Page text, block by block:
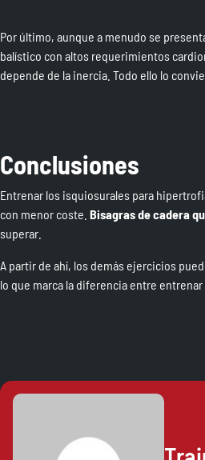
Por último, aunque a menudo se
balístico con altos requerimientos
depende de la inercia. Todo ello lo
Conclusiones
Entrenar los isquiosurales para
con menor coste. Bisagras de cadera
superar.
A partir de ahí, los demás ejercicios
lo que marca la diferencia entre